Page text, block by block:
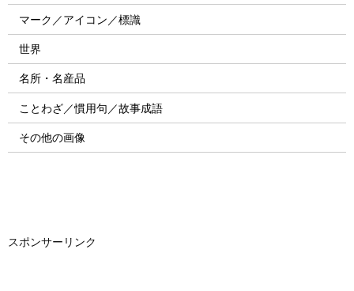
マーク／アイコン／標識
世界
名所・名産品
ことわざ／慣用句／故事成語
その他の画像
スポンサーリンク